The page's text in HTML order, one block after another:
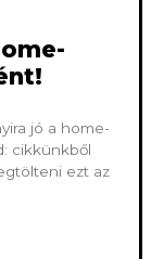
jó a home-
cikkünkből
ezt az